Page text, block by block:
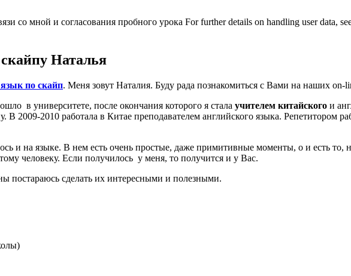
со мной и согласования пробного урока For further details on handling user data,
Наталья
по скайп. Меня зовут Наталия. Буду рада познакомиться с Вами на наших on-
в университете, после окончания которого я стала учителем китайского и
В 2009-2010 работала в Китае преподавателем английского языка. Репетитором
и на языке. В нем есть очень простые, даже примитивные моменты, о и есть то,
человеку. Если получилось у меня, то получится и у Вас.
постараюсь сделать их интересными и полезными.